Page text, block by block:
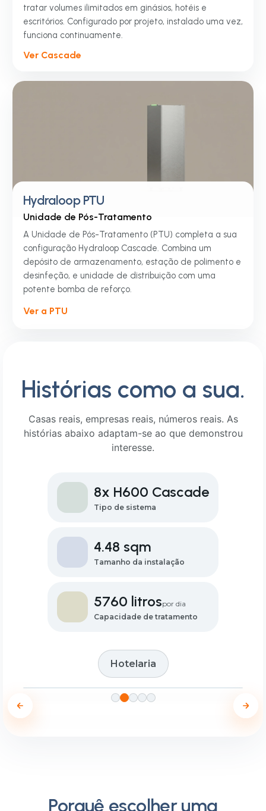
tratar volumes ilimitados em ginásios, hotéis e
escritórios. Configurado por projeto, instalado uma vez,
funciona continuamente.
Ver Cascade
Hydraloop PTU
Unidade de Pós-Tratamento
A Unidade de Pós-Tratamento (PTU) completa a sua
configuração Hydraloop Cascade. Combina um
depósito de armazenamento, estação de polimento e
desinfeção, e unidade de distribuição com uma
potente bomba de reforço.
Ver a PTU
Histórias como a sua.
Casas reais, empresas reais, números reais. As
histórias abaixo adaptam-se ao que demonstrou
interesse.
8x H600 Cascade
Tipo de sistema
4.48 sqm
Tamanho da instalação
5760 litrospor dia
Capacidade de tratamento
Hotelaria